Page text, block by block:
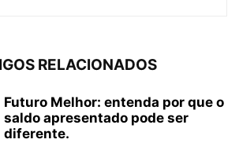
RELACIONADOS
Futuro Melhor: entenda por que o
saldo apresentado pode ser
diferente.